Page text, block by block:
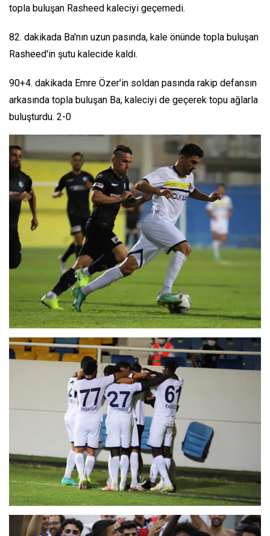
topla buluşan Rasheed kaleciyi geçemedi.
82. dakikada Ba'nın uzun pasında, kale önünde topla buluşan
Rasheed'in şutu kalecide kaldı.
90+4. dakikada Emre Özer'in soldan pasında rakip defansın
arkasında topla buluşan Ba, kaleciyi de geçerek topu ağlarla
buluşturdu. 2-0